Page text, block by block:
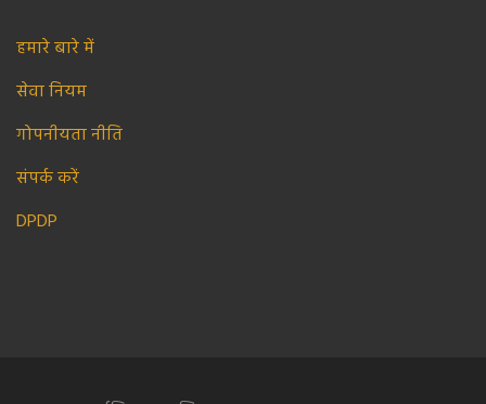
हमारे बारे में
सेवा नियम
गोपनीयता नीति
संपर्क करें
DPDP